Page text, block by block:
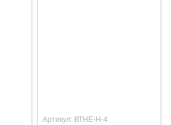
Артикул: ВТНЕ-Н-4